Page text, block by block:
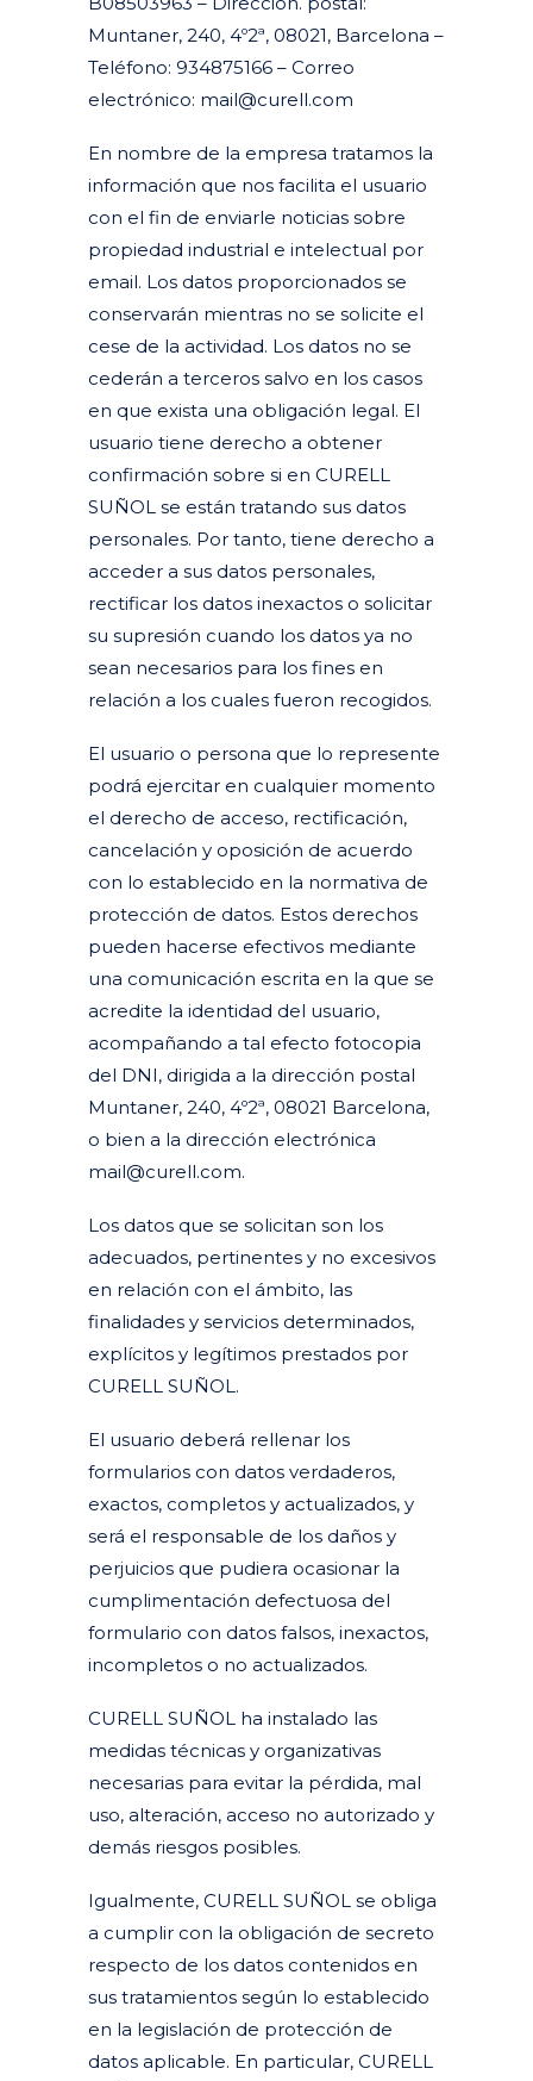
Muntaner, 240, 4º2ª, 08021, Barcelona –
Teléfono: 934875166 – Correo
electrónico: mail@curell.com
En nombre de la empresa tratamos la
información que nos facilita el usuario
con el fin de enviarle noticias sobre
propiedad industrial e intelectual por
email. Los datos proporcionados se
conservarán mientras no se solicite el
cese de la actividad. Los datos no se
cederán a terceros salvo en los casos
en que exista una obligación legal. El
usuario tiene derecho a obtener
confirmación sobre si en CURELL
SUÑOL se están tratando sus datos
personales. Por tanto, tiene derecho a
acceder a sus datos personales,
rectificar los datos inexactos o solicitar
su supresión cuando los datos ya no
sean necesarios para los fines en
relación a los cuales fueron recogidos.
El usuario o persona que lo represente
podrá ejercitar en cualquier momento
el derecho de acceso, rectificación,
cancelación y oposición de acuerdo
con lo establecido en la normativa de
protección de datos. Estos derechos
pueden hacerse efectivos mediante
una comunicación escrita en la que se
acredite la identidad del usuario,
acompañando a tal efecto fotocopia
del DNI, dirigida a la dirección postal
Muntaner, 240, 4º2ª, 08021 Barcelona,
o bien a la dirección electrónica
mail@curell.com.
Los datos que se solicitan son los
adecuados, pertinentes y no excesivos
en relación con el ámbito, las
finalidades y servicios determinados,
explícitos y legítimos prestados por
CURELL SUÑOL.
El usuario deberá rellenar los
formularios con datos verdaderos,
exactos, completos y actualizados, y
será el responsable de los daños y
perjuicios que pudiera ocasionar la
cumplimentación defectuosa del
formulario con datos falsos, inexactos,
incompletos o no actualizados.
CURELL SUÑOL ha instalado las
medidas técnicas y organizativas
necesarias para evitar la pérdida, mal
uso, alteración, acceso no autorizado y
demás riesgos posibles.
Igualmente, CURELL SUÑOL se obliga
a cumplir con la obligación de secreto
respecto de los datos contenidos en
sus tratamientos según lo establecido
en la legislación de protección de
datos aplicable. En particular, CURELL